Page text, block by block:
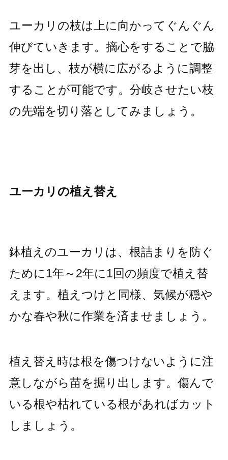
ユーカリの枝は上に向かってぐんぐん
伸びていきます。摘心をすることで脇
芽を出し、枝が横に広がるように調整
することが可能です。分岐させたい枝
の先端を切り落としてみましょう。
ユーカリの植え替え
鉢植えのユーカリは、根詰まりを防ぐ
ために1年～2年に1回の頻度で植え替
えます。植えつけと同様、気候が穏や
かな春や秋に作業を済ませましょう。
植え替え時は根を傷つけないように注
意しながら苗を掘り出します。傷んで
いる根や枯れている根があればカット
しましょう。